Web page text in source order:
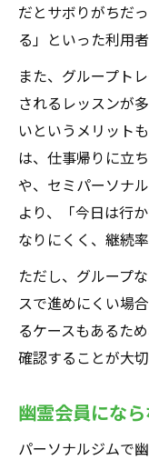
だとサボりがちだ
る」といった利用
また、グループト
されるレッスンが
いというメリット
は、仕事帰りに立
や、セミパーソナ
より、「今日は行
なりにくく、継続
ただし、グループ
スで進めにくい場
るケースもあるた
確認することが大切
幽霊会員にな
パーソナルジムで